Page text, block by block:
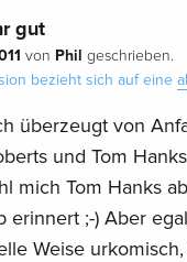
gut
von Phil geschrieben.
bezieht sich auf eine
überzeugt von
und Tom
mich Tom Hanks
erinnert ;-) Aber
Weise